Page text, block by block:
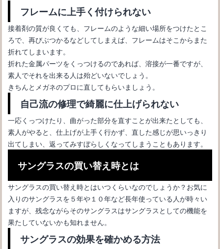
メガネを買うならネット？安いものを買うときのポイント
セルロイドメガネの寿命はどのくらい？長持ちさせる方法
フレームに上手く付けられない
接着剤の質が良くても、フレームのような細い場所をつけたとこ
ろで、再びぶつかるなどしてしまえば、フレームはそこからまた
折れてしまいます。
折れた金属パーツをくっつけるのであれば、溶接が一番ですが、
素人でそれを出来る人は殆どいないでしょう。
きちんとメガネのプロに直してもらいましょう。
自己流の修理で綺麗に仕上げられない
一応くっつけたり、曲がった部分を直すことが出来たとしても、
素人がやると、仕上げが上手く行かず、直した感じが思いっきり
出てしまい、返ってみすぼらしくなってしまうこともあります。
サングラスの買い替え時とは
サングラスの買い替え時とはいつくらいなのでしょうか？お気に
入りのサングラスを５年や１０年など長年使っている人が時々い
ますが、残念ながらそのサングラスはサングラスとしての機能を
果たしていないかも知れません。
サングラスの効果を確かめる方法